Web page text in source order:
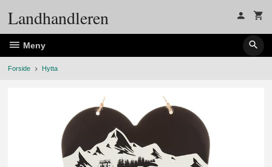
Landhandleren
Meny
Forside Hytta